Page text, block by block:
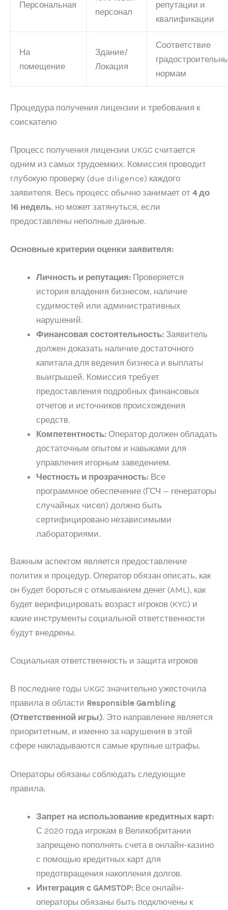
Персональная
персонал
репутации и
квалификации
На
помещение
Здание/
Локация
Соответствие
нормам
Процедура получения лицензии и требования к
соискателю
Процесс получения лицензии UKGC считается
одним из самых трудоемких. Комиссия проводит
глубокую проверку (due diligence) каждого
заявителя. Весь процесс обычно занимает от 4 до
16 недель, но может затянуться, если
предоставлены неполные данные.
Основные критерии оценки заявителя:
Личность и репутация: Проверяется
история владения бизнесом, наличие
судимостей или административных
нарушений.
Финансовая состоятельность: Заявитель
должен доказать наличие достаточного
капитала для ведения бизнеса и выплаты
выигрышей. Комиссия требует
предоставления подробных финансовых
отчетов и источников происхождения
средств.
Компетентность: Оператор должен обладать
достаточным опытом и навыками для
управления игорным заведением.
Честность и прозрачность: Все
программное обеспечение (ГСЧ — генераторы
случайных чисел) должно быть
сертифицировано независимыми
лабораториями.
Важным аспектом является предоставление
политик и процедур. Оператор обязан описать, как
он будет бороться с отмыванием денег (AML), как
будет верифицировать возраст игроков (KYC) и
какие инструменты социальной ответственности
будут внедрены.
Социальная ответственность и защита игроков
В последние годы UKGC значительно ужесточила
правила в области Responsible Gambling
(Ответственной игры). Это направление является
приоритетным, и именно за нарушения в этой
сфере накладываются самые крупные штрафы.
Операторы обязаны соблюдать следующие
правила:
Запрет на использование кредитных карт:
С 2020 года игрокам в Великобритании
запрещено пополнять счета в онлайн-казино
с помощью кредитных карт для
предотвращения накопления долгов.
Интеграция с GAMSTOP: Все онлайн-
операторы обязаны быть подключены к